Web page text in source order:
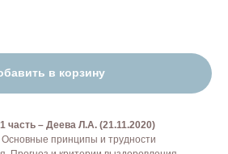
в корзину
часть – Деева Л.А. (21.11.2020)
принципы и трудности